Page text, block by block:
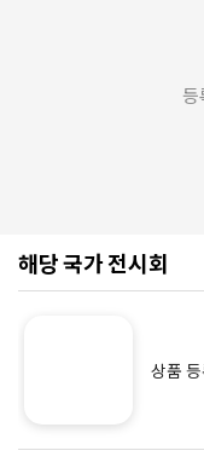
등
해당 국가 전시회
상품